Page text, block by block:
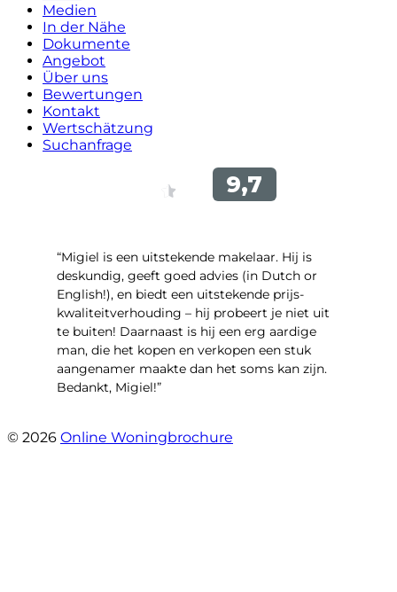
Medien
In der Nähe
Dokumente
Angebot
Über uns
Bewertungen
Kontakt
Wertschätzung
Suchanfrage
“Migiel is een uitstekende makelaar. Hij is
deskundig, geeft goed advies (in Dutch or
English!), en biedt een uitstekende prijs-
kwaliteitverhouding – hij probeert je niet uit
te buiten! Daarnaast is hij een erg aardige
man, die het kopen en verkopen een stuk
aangenamer maakte dan het soms kan zijn.
Bedankt, Migiel!”
© 2026 Online Woningbrochure